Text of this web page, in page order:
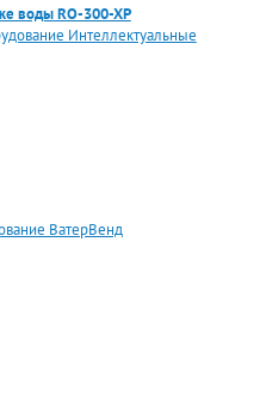
воды RO-300-XP
Интеллектуальные
ВатерВенд